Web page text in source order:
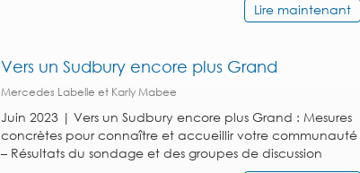
Lire maintenant
Vers un Sudbury encore plus Grand
Mercedes Labelle et Karly Mabee
Juin 2023 | Vers un Sudbury encore plus Grand : Mesures
concrètes pour connaître et accueillir votre communauté
– Résultats du sondage et des groupes de discussion